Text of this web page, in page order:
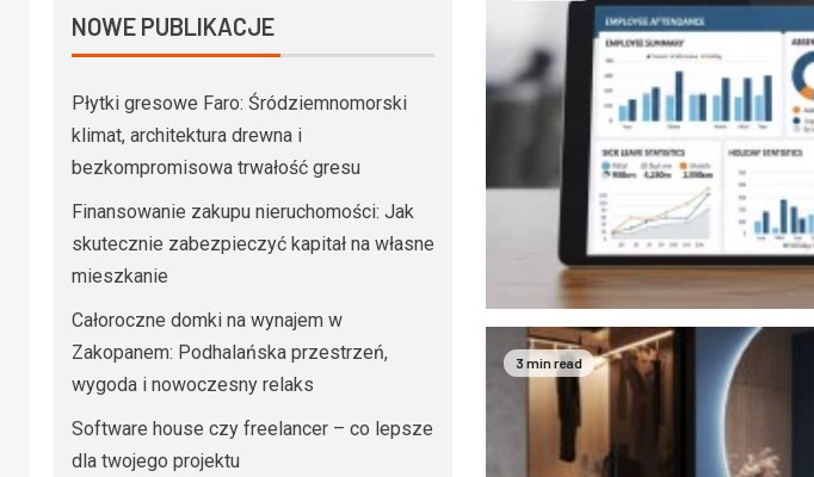
3 min read
NOWE PUBLIKACJE
Płytki gresowe Faro: Śródziemnomorski
klimat, architektura drewna i
bezkompromisowa trwałość gresu
Finansowanie zakupu nieruchomości: Jak
skutecznie zabezpieczyć kapitał na własne
mieszkanie
Całoroczne domki na wynajem w
Zakopanem: Podhalańska przestrzeń,
wygoda i nowoczesny relaks
Software house czy freelancer – co lepsze
dla twojego projektu